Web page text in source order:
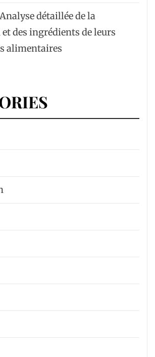
détaillée de la
des ingrédients de leurs
alimentaires